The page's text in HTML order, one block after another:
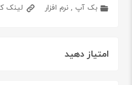
بک آپ ,نرم افزار لینک
امتیاز دهید